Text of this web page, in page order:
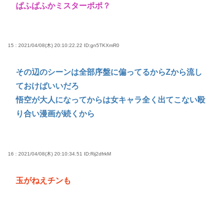
ぱふぱふかミスターポポ？
15 : 2021/04/08(木) 20:10:22.22 ID:gn5TKXmR0
その辺のシーンは全部序盤に偏ってるからZから流し
ておけばいいだろ
悟空が大人になってからは女キャラ全く出てこない殴
り合い漫画が続くから
16 : 2021/04/08(木) 20:10:34.51 ID:Rij2dfrkM
玉がねえチンも